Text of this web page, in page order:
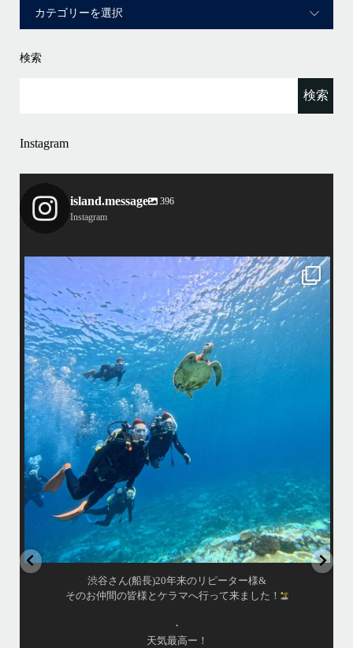
検索
Instagram
island.message
396
Instagram
island.message
はいさい！
アイランドメッセージです
•
最近投稿できてませんでしたが今シーズンも渡嘉敷島上陸ツアーとケラ
マ体験ダイビング&シュノーケル班に分かれて毎日海へ行っております
•
海が穏やかな日がずーっと続いていてボートダイビングには最高のコン
ディションです！
昔よく潜りに来て下さっていたリピーターさんの子供が10才になったの
で一緒にダイビングデビュー…なんて嬉しいシチュエーションもあり、
毎日色々なお客様と楽しくご一緒させて頂いてます
渡嘉敷島の方も夏には珍しい北風つづきのおかげでビーチが穏やか
...
8月 14
はいさい！
アイランドメッセージです
最近投稿できてませんでしたが今シーズンも渡嘉敷島上陸
ツアーとケラマ体験ダイビング&シュノーケル班に分かれて